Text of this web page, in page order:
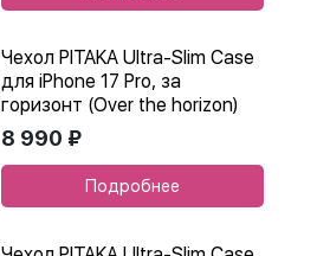
Чехол PITAKA Ultra-Slim Case
для iPhone 17 Pro, за
горизонт (Over the horizon)
8 990 ₽
Подробнее